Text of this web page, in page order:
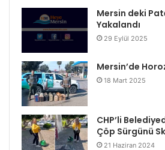
Mersin deki
Yakalandı
29 Eylül 2025
Mersin’de
18 Mart 2025
CHP’li
Çöp Sürgünü
21 Haziran 2024